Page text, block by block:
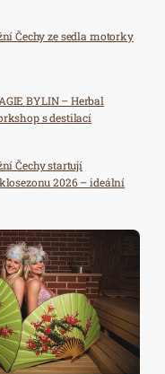
úklid, se do
ze 180
odstranit na 280
proběhlo již na
40 tisíc
pomohly během
polí v okolí obcí
který za sebou
podzimní úklidové
dobrovolníci budou
Čechy ze sedla motorky
BYLIN – Herbal
s destilací
Čechy startují
2026 – ideální